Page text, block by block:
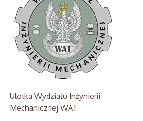
Ulotka Wydziału Inżynierii
Mechanicznej WAT